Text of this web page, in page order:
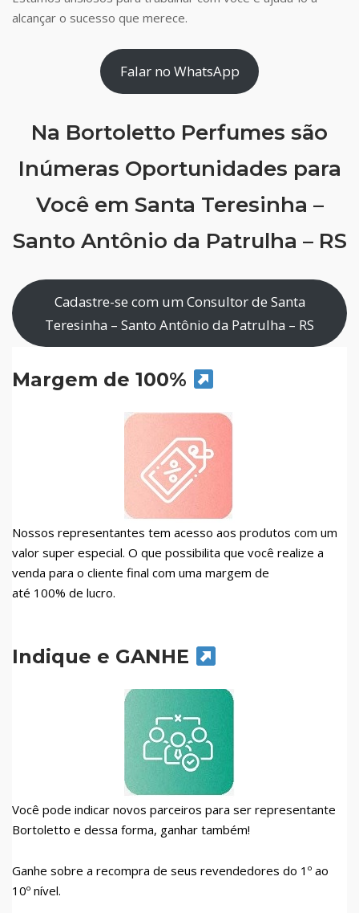
alcançar o sucesso que merece.
Falar no WhatsApp
Na Bortoletto Perfumes são
Inúmeras Oportunidades para
Você em Santa Teresinha –
Santo Antônio da Patrulha – RS
Cadastre-se com um Consultor de Santa
Teresinha – Santo Antônio da Patrulha – RS
Margem de 100%
Nossos representantes tem acesso aos produtos com um
valor super especial. O que possibilita que você realize a
venda para o cliente final com uma margem de
até 100% de lucro.
Indique e GANHE
Você pode indicar novos parceiros para ser representante
Bortoletto e dessa forma, ganhar também!
Ganhe sobre a recompra de seus revendedores do 1º ao
10º nível.